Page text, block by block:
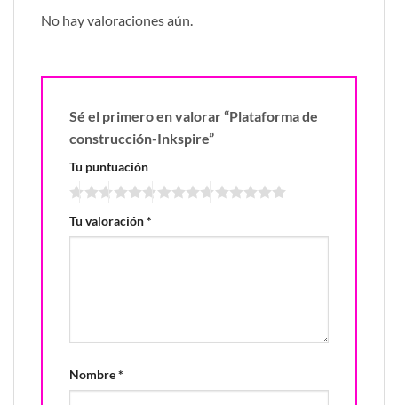
No hay valoraciones aún.
Sé el primero en valorar “Plataforma de
construcción-Inkspire”
Tu puntuación
Tu valoración*
Nombre*